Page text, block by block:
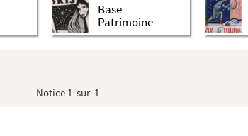
Base
Patrimoine
Notice 1 sur 1